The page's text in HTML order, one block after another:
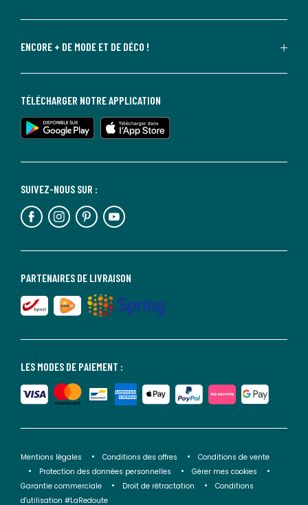
ENCORE + DE MODE ET DE DÉCO !
LES MODES DE PAIEMENT :
PARTENAIRES DE LIVRAISON
SUIVEZ-NOUS SUR :
TÉLÉCHARGER NOTRE APPLICATION
Mentions légales Conditions des offres
Conditions de vente
Protection des données personnelles
Gérer mes cookies
Garantie commerciale
Droit de rétractation
Conditions
d'utilisation #LaRedoute